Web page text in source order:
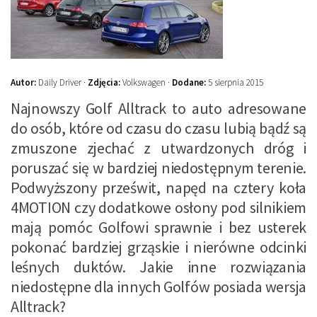
Autor: Daily Driver · Zdjęcia:Volkswagen · Dodane:5 sierpnia 2015
Najnowszy Golf Alltrack to auto adresowane
do osób, które od czasu do czasu lubią bądź są
zmuszone zjechać z utwardzonych dróg i
poruszać się w bardziej niedostępnym terenie.
Podwyższony prześwit, napęd na cztery koła
4MOTION czy dodatkowe osłony pod silnikiem
mają pomóc Golfowi sprawnie i bez usterek
pokonać bardziej grząskie i nierówne odcinki
leśnych duktów. Jakie inne rozwiązania
niedostępne dla innych Golfów posiada wersja
Alltrack?